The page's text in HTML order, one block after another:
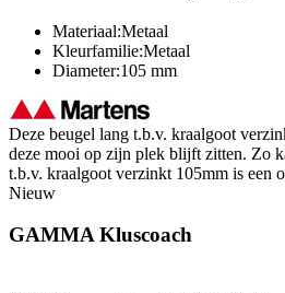
Materiaal:Metaal
Kleurfamilie:Metaal
Diameter:105 mm
Deze beugel lang t.b.v. kraalgoot
deze mooi op zijn plek blijft zitten. Zo
t.b.v. kraalgoot verzinkt 105mm is een
Nieuw
GAMMA Kluscoach